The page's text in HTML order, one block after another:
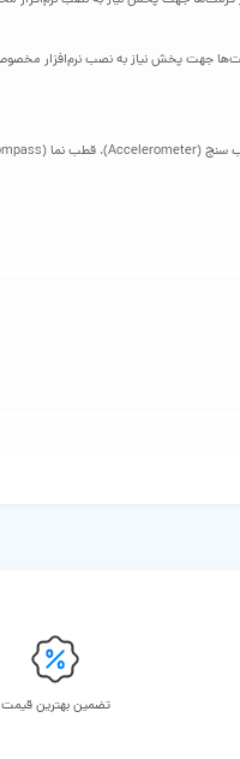
تضمین بهترین قیمت